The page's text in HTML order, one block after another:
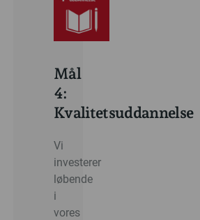
Mål
4:
Kvalitetsuddannelse
Vi
investerer
løbende
i
vores